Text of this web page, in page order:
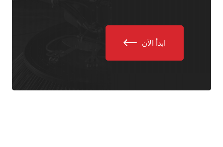
ابدأ الآن